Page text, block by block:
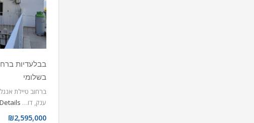
בשלומי
ברחוב טיילת
ענק, דו…
₪2,595,000